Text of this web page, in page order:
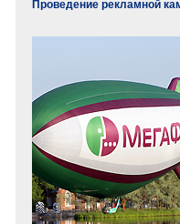
Проведение рекламной